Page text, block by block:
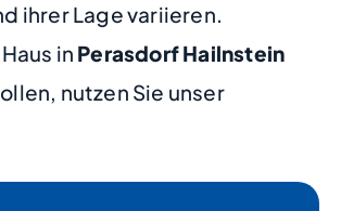
ihrer Lage variieren.
in Perasdorf Hailnstein
nutzen Sie unser